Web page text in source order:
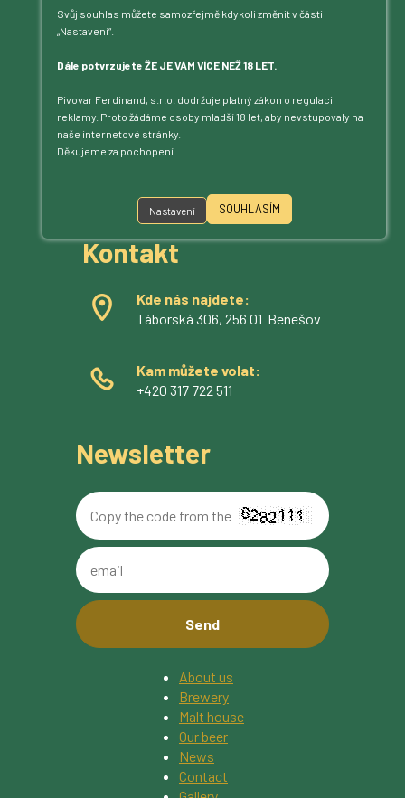
Svůj souhlas můžete samozřejmě kdykoli změnit v části
„Nastavení“.
Dále potvrzujete ŽE JE VÁM VÍCE NEŽ 18 LET.
Pivovar Ferdinand, s.r.o. dodržuje platný zákon o regulaci
reklamy. Proto žádáme osoby mladší 18 let, aby nevstupovaly na
naše internetové stránky.
Děkujeme za pochopení.
Nastavení SOUHLASÍM
About us
Brewery
Malt house
Our beer
News
Contact
Povídejte – posloucháme.
Kontakt
Kde nás najdete:
Táborská 306, 256 01 Benešov
Kam můžete volat:
+420 317 722 511
Newsletter
Copy
the
code
the
email